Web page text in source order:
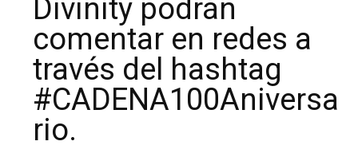
Divinity podrán
comentar en redes a
través del hashtag
#CADENA100Aniversa
rio.